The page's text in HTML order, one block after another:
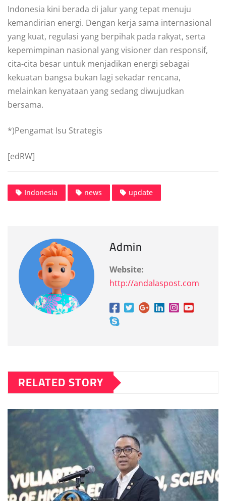
Indonesia kini berada di jalur yang tepat menuju
kemandirian energi. Dengan kerja sama internasional
yang kuat, regulasi yang berpihak pada rakyat, serta
kepemimpinan nasional yang visioner dan responsif,
cita-cita besar untuk menjadikan energi sebagai
kekuatan bangsa bukan lagi sekadar rencana,
melainkan kenyataan yang sedang diwujudkan
bersama.
*)Pengamat Isu Strategis
[edRW]
Indonesia news update
Admin
Website:
http://andalaspost.com
RELATED STORY